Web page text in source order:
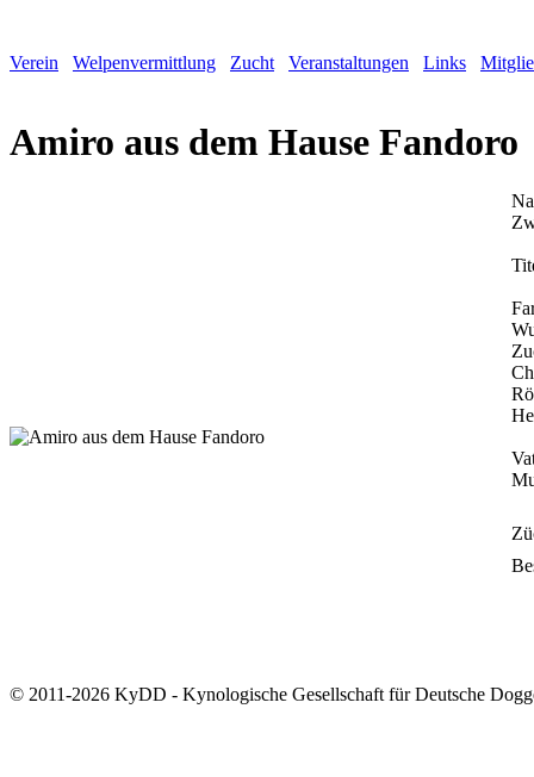
Verein Welpenvermittlung Zucht Veranstaltungen Links
Amiro aus dem Hause Fandoro
© 2011-2026 KyDD - Kynologische Gesellschaft für Deutsche